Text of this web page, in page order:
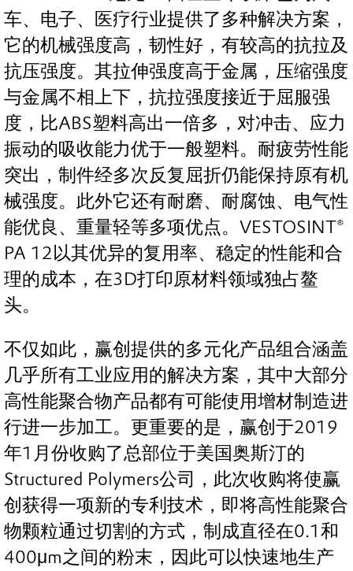
车、电子、医疗行业提供了多种解决方案，
它的机械强度高，韧性好，有较高的抗拉及
抗压强度。其拉伸强度高于金属，压缩强度
与金属不相上下，抗拉强度接近于屈服强
度，比ABS塑料高出一倍多，对冲击、应力
振动的吸收能力优于一般塑料。耐疲劳性能
突出，制件经多次反复屈折仍能保持原有机
械强度。此外它还有耐磨、耐腐蚀、电气性
能优良、重量轻等多项优点。VESTOSINT®
PA 12以其优异的复用率、稳定的性能和合
理的成本，在3D打印原材料领域独占鳌
头。
不仅如此，赢创提供的多元化产品组合涵盖
几乎所有工业应用的解决方案，其中大部分
高性能聚合物产品都有可能使用增材制造进
行进一步加工。更重要的是，赢创于2019
年1月份收购了总部位于美国奥斯汀的
Structured Polymers公司，此次收购将使赢
创获得一项新的专利技术，即将高性能聚合
物颗粒通过切割的方式，制成直径在0.1和
400μm之间的粉末，因此可以快速地生产